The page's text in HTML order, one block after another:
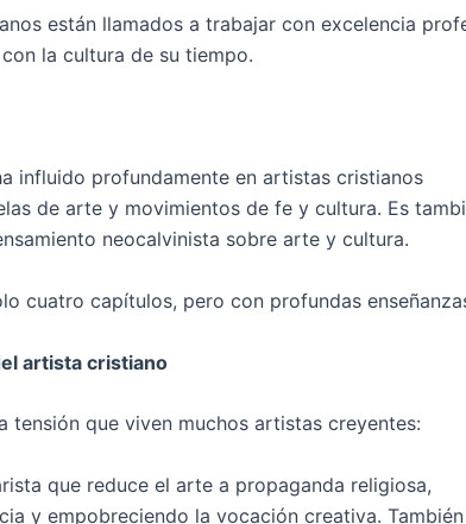
están llamados a trabajar con excelencia
la cultura de su tiempo.
influido profundamente en artistas cristianos
de arte y movimientos de fe y cultura. Es
neocalvinista sobre arte y cultura.
cuatro capítulos, pero con profundas
artista cristiano
tensión que viven muchos artistas creyentes:
que reduce el arte a propaganda religiosa,
y empobreciendo la vocación creativa.